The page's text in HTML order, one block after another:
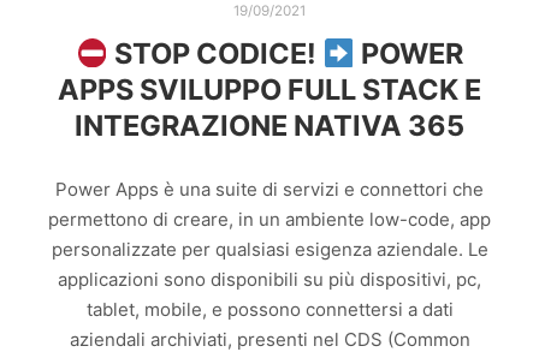
19/09/2021
STOP CODICE!
POWER
APPS SVILUPPO FULL STACK E
INTEGRAZIONE NATIVA 365
Power Apps è una suite di servizi e connettori che
permettono di creare, in un ambiente low-code, app
personalizzate per qualsiasi esigenza aziendale. Le
applicazioni sono disponibili su più dispositivi, pc,
tablet, mobile, e possono connettersi a dati
aziendali archiviati, presenti nel CDS (Common